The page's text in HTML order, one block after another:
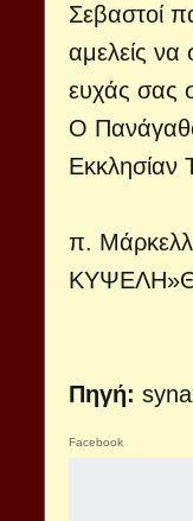
Σεβαστοί
αμελείς
ευχάς σας
Ο
Εκκλησίαν
π.
Πηγή:
Facebook